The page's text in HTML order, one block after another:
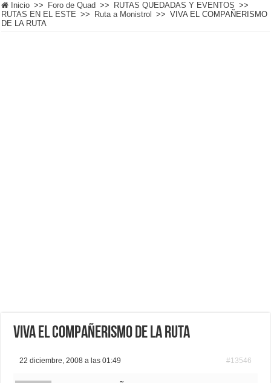
Inicio >> Foro de Quad >> RUTAS QUEDADAS Y EVENTOS >>
RUTAS EN EL ESTE >> Ruta a Monistrol >> VIVA EL COMPAÑERISMO
DE LA RUTA
VIVA EL COMPAÑERISMO DE LA RUTA
22 diciembre, 2008 a las 01:49 #13546